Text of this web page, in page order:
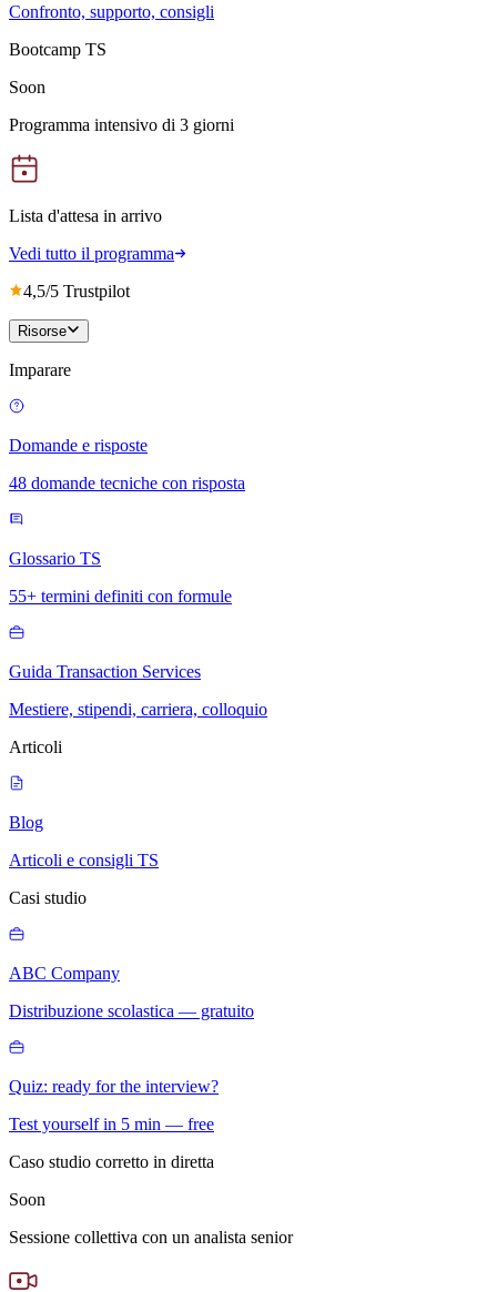
Confronto, supporto, consigli
Bootcamp TS
Soon
Programma intensivo di 3 giorni
Lista d'attesa in arrivo
Vedi tutto il programma
4,5/5 Trustpilot
Risorse
Imparare
Domande e risposte
48 domande tecniche con risposta
Glossario TS
55+ termini definiti con formule
Guida Transaction Services
Mestiere, stipendi, carriera, colloquio
Articoli
Blog
Articoli e consigli TS
Casi studio
ABC Company
Distribuzione scolastica — gratuito
Quiz: ready for the interview?
Test yourself in 5 min — free
Caso studio corretto in diretta
Soon
Sessione collettiva con un analista senior